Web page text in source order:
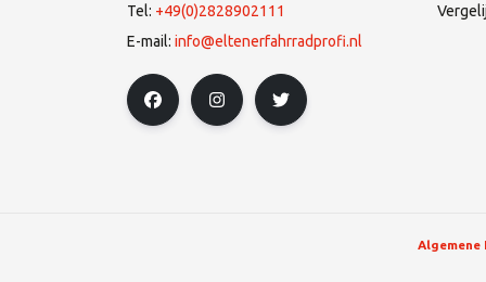
Tel: +49(0)2828902111
E-mail: info@eltenerfahrradprofi.nl
Algemene